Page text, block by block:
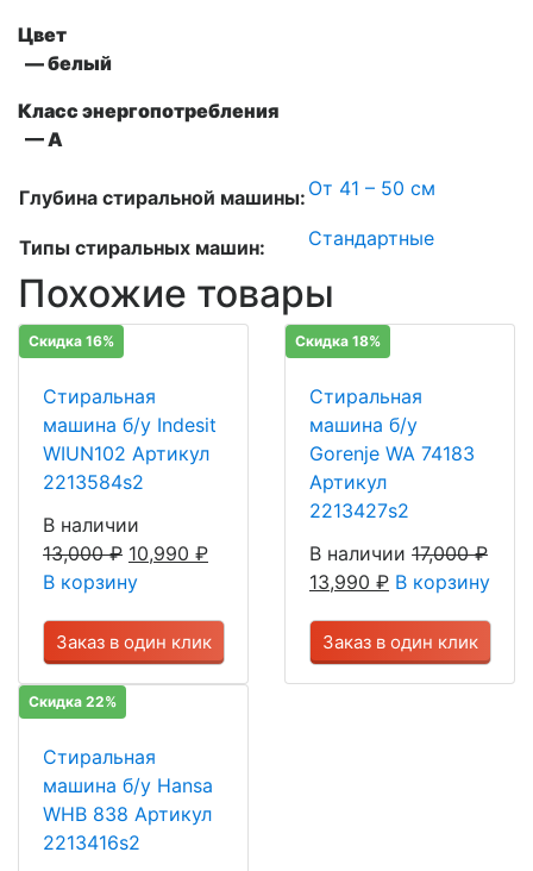
Цвет
— белый
Класс энергопотребления
— А
Глубина стиральной машины: От 41 – 50 см
Типы стиральных машин: Стандартные
Похожие товары
Скидка 16%
Стиральная
машина б/у Indesit
WIUN102 Артикул
2213584s2
В наличии
13,000₽ 10,990 ₽
В корзину
Заказ в один клик
Скидка 18%
Стиральная
машина б/у
Gorenje WA 74183
Артикул
2213427s2
В наличии 17,000₽
13,990 ₽ В корзину
Заказ в один клик
Скидка 22%
Стиральная
машина б/у Hansa
WHB 838 Артикул
2213416s2